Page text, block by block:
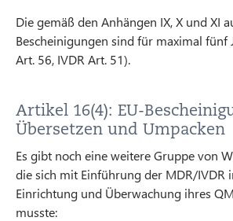
Die gemäß den Anhängen IX, X und XI
Bescheinigungen sind für maximal fünf
Art. 56, IVDR Art. 51).
Artikel 16(4): EU-
Übersetzen und Umpacken
Es gibt noch eine weitere Gruppe von
die sich mit Einführung der MDR/IVDR
Einrichtung und Überwachung ihres
musste: